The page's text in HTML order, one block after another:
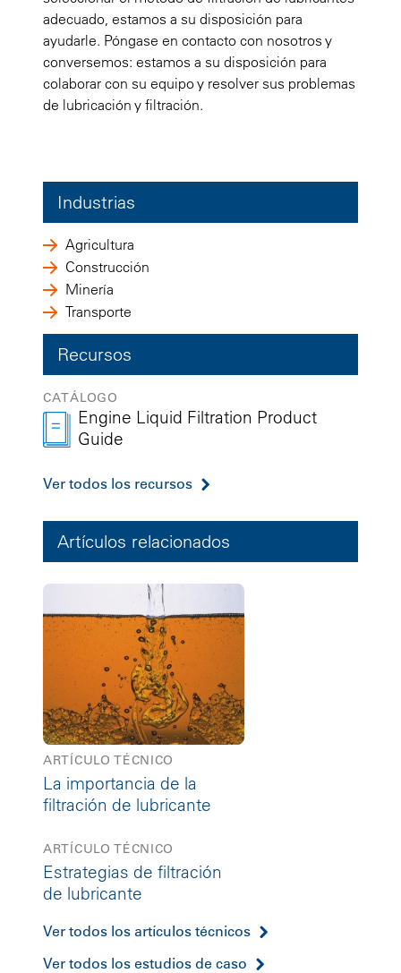
adecuado, estamos a su disposición para
ayudarle. Póngase en contacto con nosotros y
conversemos: estamos a su disposición para
colaborar con su equipo y resolver sus problemas
de lubricación y filtración.
Industrias
Agricultura
Construcción
Minería
Transporte
Recursos
CATÁLOGO
Engine Liquid Filtration Product
Guide
Ver todos los recursos
Artículos relacionados
ARTÍCULO TÉCNICO
La importancia de la
filtración de lubricante
ARTÍCULO TÉCNICO
Estrategias de filtración
de lubricante
Ver todos los artículos técnicos
Ver todos los estudios de caso